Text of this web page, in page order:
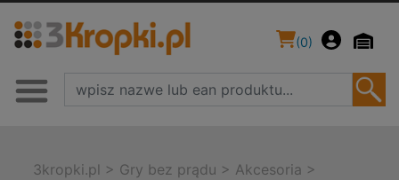
(0)
3kropki.pl > Gry bez prądu > Akcesoria >